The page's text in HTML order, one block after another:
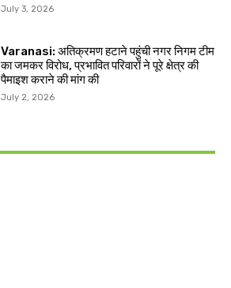
July 3, 2026
Varanasi: अतिक्रमण हटाने पहुंची नगर निगम टीम
का जमकर विरोध, प्रभावित परिवारों ने पूरे क्षेत्र की
पैमाइश कराने की मांग की
July 2, 2026